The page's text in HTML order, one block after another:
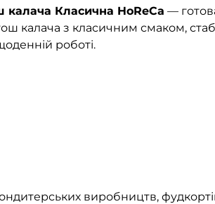
Класична HoReCa —
калача з класичним смаком,
роботі.
виробництв,